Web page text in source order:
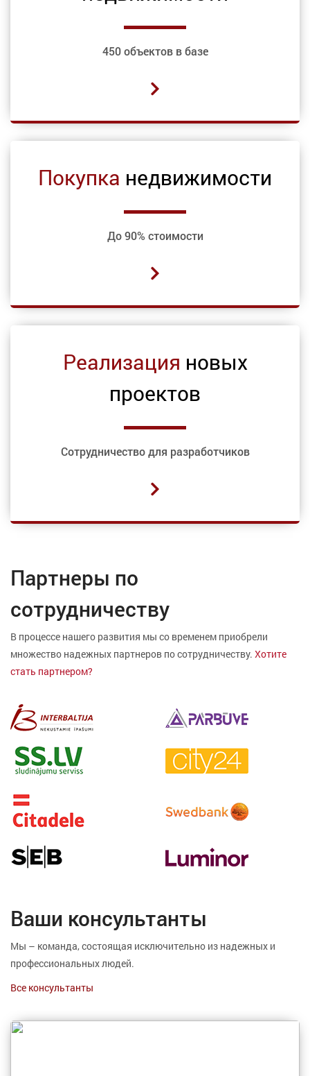
450 объектов в базе
Покупка недвижимости
До 90% стоимости
Реализация новых
проектов
Сотрудничество для разработчиков
Партнеры по
сотрудничеству
В процессе нашего развития мы со временем приобрели
множество надежных партнеров по сотрудничеству. Хотите
стать партнером?
Ваши консультанты
Мы – команда, состоящая исключительно из надежных и
профессиональных людей.
Все консультанты